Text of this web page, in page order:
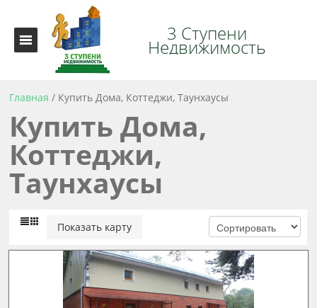
3 Ступени
Недвижимость
Главная / Купить Дома, Коттеджи, Таунхаусы
Купить Дома,
Коттеджи,
Таунхаусы
Показать карту